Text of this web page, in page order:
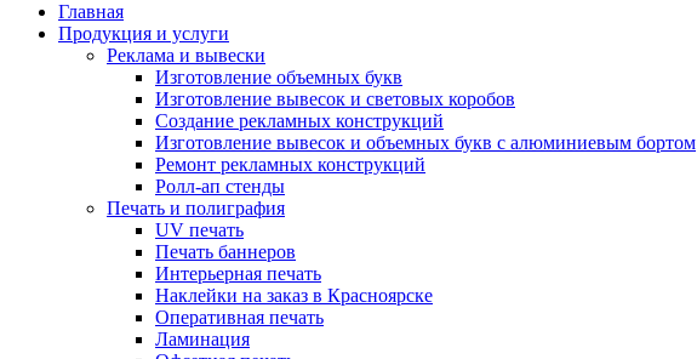
Главная
Продукция и услуги
Реклама и вывески
Изготовление объемных букв
Изготовление вывесок и световых коробов
Создание рекламных конструкций
Изготовление вывесок и объемных букв с алюминиевым бортом
Ремонт рекламных конструкций
Ролл-ап стенды
Печать и полиграфия
UV печать
Печать баннеров
Интерьерная печать
Наклейки на заказ в Красноярске
Оперативная печать
Ламинация